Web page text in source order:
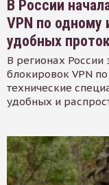
В России
VPN по одному
удобных
В регионах России
блокировок VPN
технические
удобных и